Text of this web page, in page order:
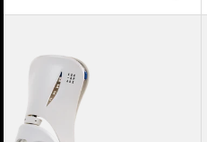
Escapade
Snowboardbindung
für